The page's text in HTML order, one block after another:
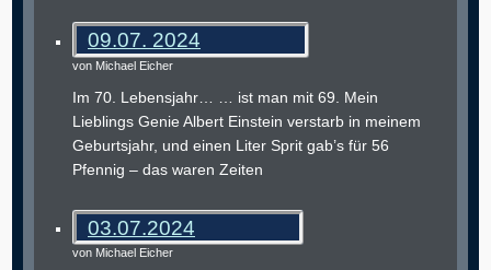
09.07. 2024
von Michael Eicher
Im 70. Lebensjahr… … ist man mit 69. Mein
Lieblings Genie Albert Einstein verstarb in meinem
Geburtsjahr, und einen Liter Sprit gab’s für 56
Pfennig – das waren Zeiten
03.07.2024
von Michael Eicher